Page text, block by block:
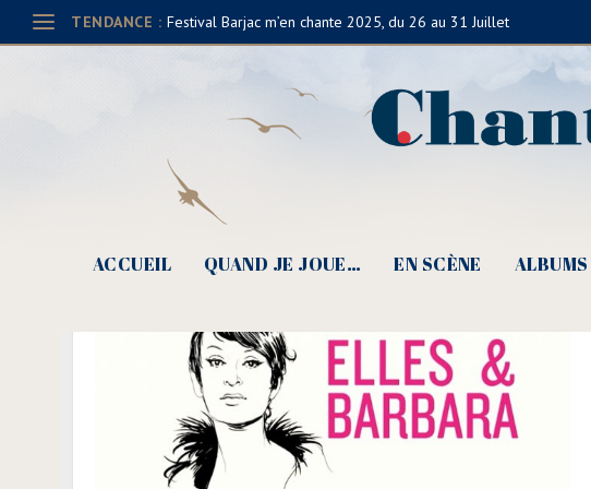
TENDANCE : Festival Barjac m’en chante 2025, du 26 au 31 Juillet
ACCUEIL QUAND JE JOUE… EN SCÈNE ALBUMS